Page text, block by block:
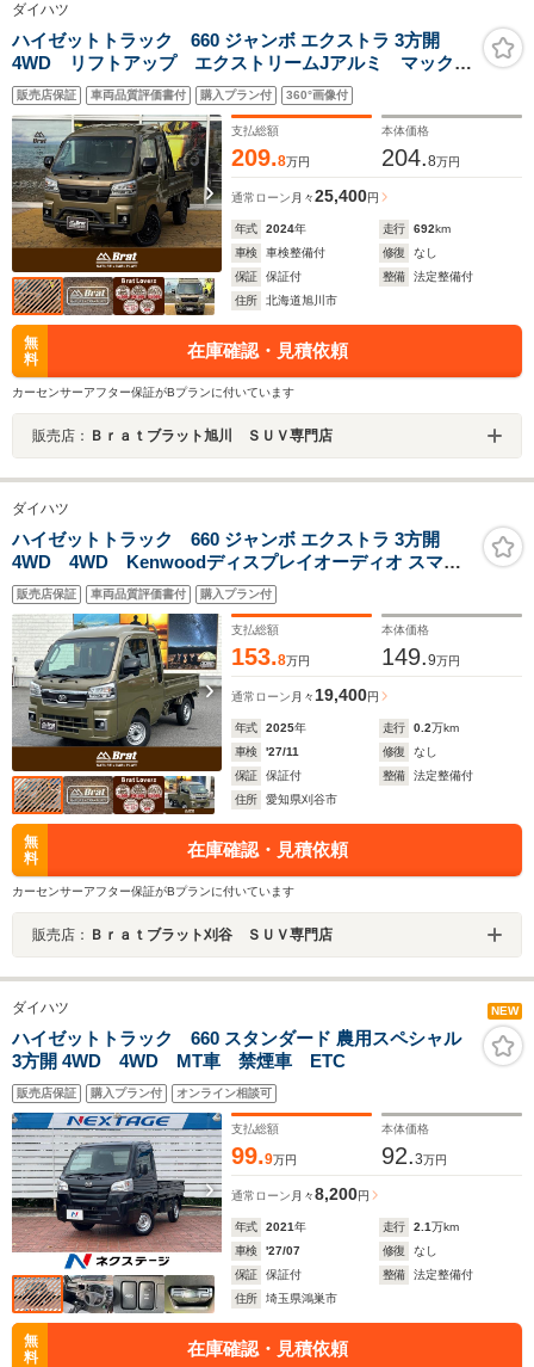
ダイハツ
ハイゼットトラック 660 ジャンボ エクストラ 3方開
4WD リフトアップ エクストリームJアルミ マックス
トレックエクストリームRTタイヤ マッドガード 猪狩
バンパーガード ロールバー スマートアシスト
販売店保証 車両品質評価書付 購入プラン付 360°画像付
支払総額
209.8万円
本体価格
204.8万円
通常ローン 月々25,400円
年式 2024年 走行 692km
車検
車検整備付 修復
なし
保証
保証付 整備
法定整備付
住所
北海道旭川市
無
料
在庫確認・見積依頼
カーセンサーアフター保証がBプランに付いています
販売店： Ｂｒａｔブラット旭川 ＳＵＶ専門店
ダイハツ
ハイゼットトラック 660 ジャンボ エクストラ 3方開
4WD 4WD Kenwoodディスプレイオーディオ スマー
トアシスト LEDヘッドライト フォグランプ 荷台ラ
イト 電動格納ミラー スマートキー プッシュスター
ト PanasonicETC 衝突軽減ブレーキ カラードドアミ
ラー
販売店保証 車両品質評価書付 購入プラン付
支払総額
153.8万円
本体価格
149.9万円
通常ローン 月々 19,400円
年式 2025年 走行 0.2万km
車検
'27/11 修復
なし
保証
保証付 整備
法定整備付
住所
愛知県刈谷市
無
料
在庫確認・見積依頼
カーセンサーアフター保証がBプランに付いています
販売店： Ｂｒａｔブラット刈谷 ＳＵＶ専門店
ダイハツ NEW
ハイゼットトラック 660 スタンダード 農用スペシャル
3方開 4WD 4WD MT車 禁煙車 ETC
販売店保証 購入プラン付 オンライン相談可
支払総額
99.9万円
本体価格
92.3万円
通常ローン 月々8,200円
年式 2021年 走行 2.1万km
車検
'27/07 修復
なし
保証
保証付 整備
法定整備付
住所
埼玉県鴻巣市
無
料
在庫確認・見積依頼